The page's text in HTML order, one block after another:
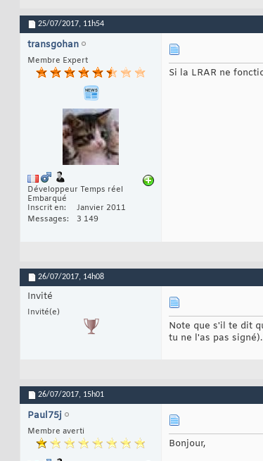
25/07/2017, 11h54
transgohan
Membre Expert
Développeur Temps réel
Embarqué
Inscrit en
Janvier 2011
Messages
3 149
Si la LRAR ne
26/07/2017, 14h08
Invité
Invité(e)
Note que s'il te dit
tu ne l'as pas signé).
26/07/2017, 15h01
Paul75j
Membre averti
Bonjour,